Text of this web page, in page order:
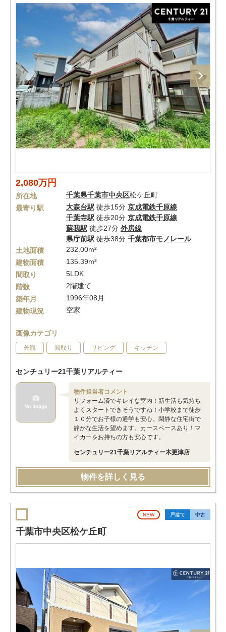
2,080万円
所在地 千葉県千葉市中央区松ケ丘町
最寄り駅
大森台駅 徒歩15分 京成電鉄千原線
千葉寺駅 徒歩20分 京成電鉄千原線
蘇我駅 徒歩27分 外房線
県庁前駅 徒歩38分 千葉都市モノレール
土地面積
232.00m²
建物面積
135.39m²
間取り
5LDK
階数
2階建て
築年月
1996年08月
建物現況
空家
画像カテゴリ
外観 間取り リビング キッチン
センチュリー21千葉リアルティー
物件担当者コメント
リフォーム済でキレイな室内！新生活も気持ち
よくスタートできそうですね！小学校まで徒歩
１０分でお子様の通学も安心。閑静な住宅街で
静かな生活を望めます。カースペースあり！マ
イカーをお持ちの方も安心です。
センチュリー21千葉リアルティー木更津店
物件を詳しく見る
NEW 戸建て 中古
千葉市中央区松ケ丘町